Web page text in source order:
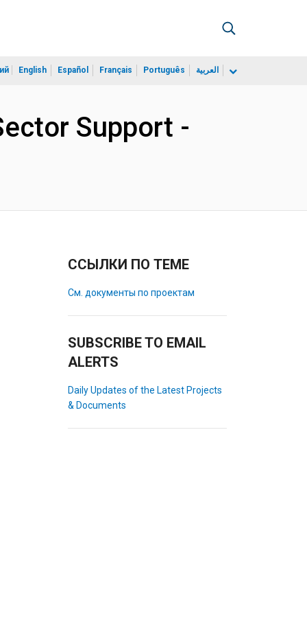
English Español Français Português العربية
Support -
ССЫЛКИ ПО ТЕМЕ
См. документы по проектам
SUBSCRIBE TO EMAIL
ALERTS
Daily Updates of the Latest Projects
& Documents